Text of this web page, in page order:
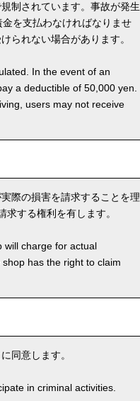
制されています。事故が発生
を支払わなければなりませ
られない場合があります。
In the event of an
a deductible of 50,000 yen.
users may not receive
際の損害を請求することを理
する権利を有します。
will charge for actual
has the right to claim
同意します。
in criminal activities.